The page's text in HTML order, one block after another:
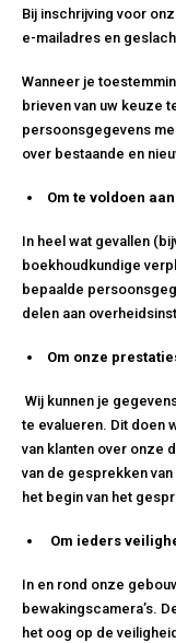
Bij inschrijving voor
e-mailadres en
Wanneer je
brieven van uw keuze
persoonsgegevens
over bestaande en
Om te voldoen
In heel wat gevallen
boekhoudkundige
bepaalde
delen aan
Om onze
Wij kunnen je
te evalueren. Dit doen
van klanten over onze
van de gesprekken
het begin van het
Om ieders
In en rond onze
bewakingscamera’s.
het oog op de